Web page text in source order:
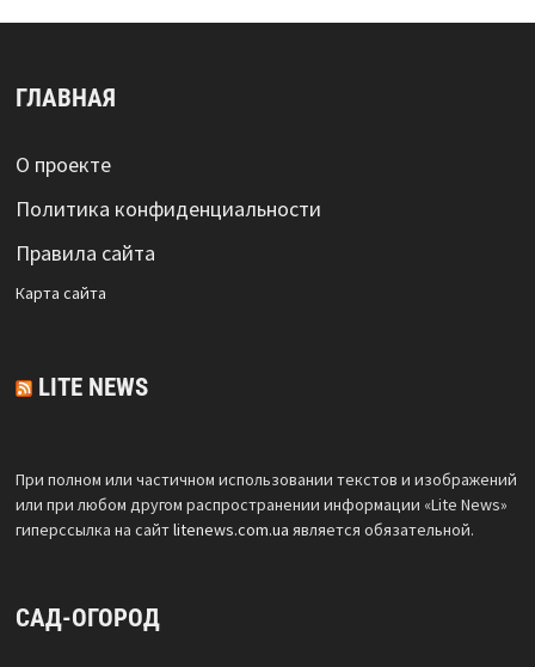
ГЛАВНАЯ
О проекте
Политика конфиденциальности
Правила сайта
Карта сайта
LITE NEWS
При полном или частичном использовании текстов и изображений
или при любом другом распространении информации «Lite News»
гиперссылка на сайтlitenews.com.ua является обязательной.
САД-ОГОРОД